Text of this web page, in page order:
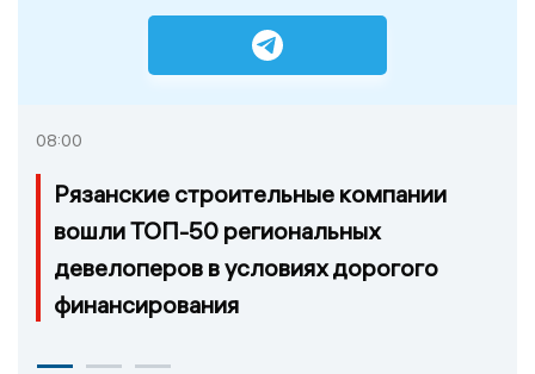
08:00
Рязанские строительные компании
вошли ТОП-50 региональных
девелоперов в условиях дорогого
финансирования